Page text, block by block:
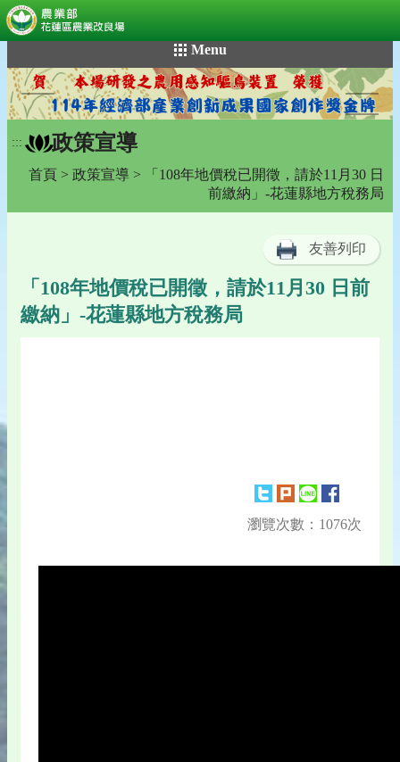
到
主
要
內
容
Menu
::: 政策宣導
首頁 > 政策宣導 > 「108年地價稅已開徵，請於11月30 日
前繳納」-花蓮縣地方稅務局
友善列印
「108年地價稅已開徵，請於11月30 日前
繳納」-花蓮縣地方稅務局
瀏覽次數：1076次